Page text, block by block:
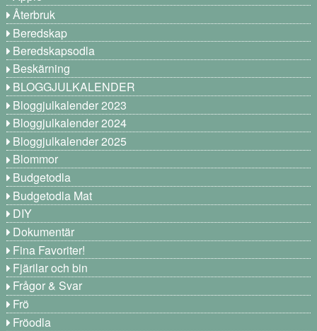
Återbruk
Beredskap
Beredskapsodla
Beskärning
BLOGGJULKALENDER
Bloggjulkalender 2023
Bloggjulkalender 2024
Bloggjulkalender 2025
Blommor
Budgetodla
Budgetodla Mat
DIY
Dokumentär
Fina Favoriter!
Fjärilar och bin
Frågor & Svar
Frö
Fröodla